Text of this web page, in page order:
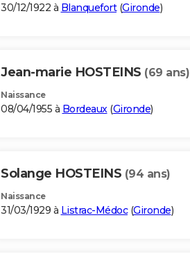
30/12/1922 à Blanquefort(Gironde)
Jean-marie HOSTEINS (69 ans)
Naissance
08/04/1955 à Bordeaux(Gironde)
Solange HOSTEINS (94 ans)
Naissance
31/03/1929 à Listrac-Médoc(Gironde)